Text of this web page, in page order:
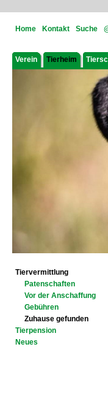
Home Kontakt Suche
Verein Tierheim
Tiervermittlung
Patenschaften
Vor der Anschaffung
Gebühren
Zuhause gefunden
Tierpension
Neues